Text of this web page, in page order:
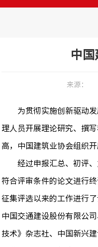
中国
来源：
为贯彻实施创新驱动发
理人员开展理论研究、撰
高，中国建筑业协会组织
经过申报汇总、初评、
符合评审条件的论文进行
征集评选以来的工作进行
中国交通建设股份有限公
技术》杂志社、中国新兴